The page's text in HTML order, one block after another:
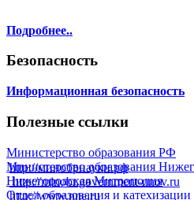
Подробнее..
Безопасность
Информационная безопасность
Полезные ссылки
Министерство образования РФ
http://минобрнауки.рф
Министерство образования
http://minobr.government-nnov.ru
Нижегородская Митрополия
http://www.nne.ru
Отдел образования и